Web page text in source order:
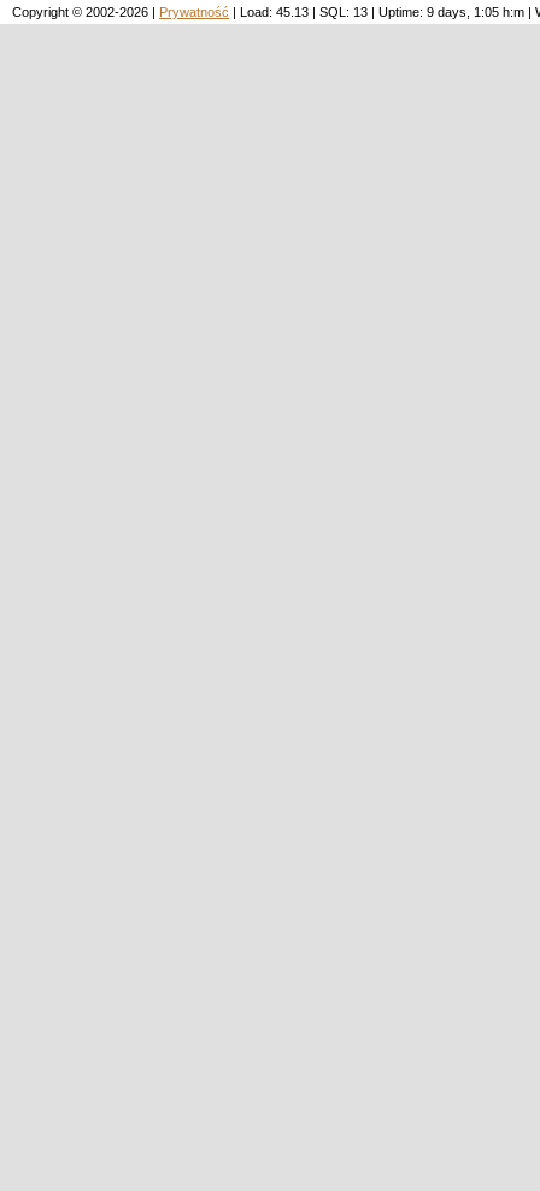
Copyright © 2002-2026 | Prywatność | Load: 45.13 | SQL: 13 | Uptime: 9 days, 1:05 h:m